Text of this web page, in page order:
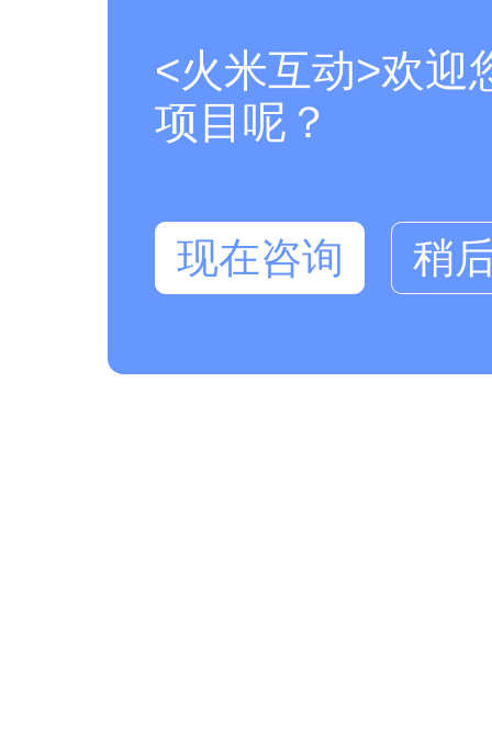
<火米互动>欢迎
项目呢？
现在咨询 稍